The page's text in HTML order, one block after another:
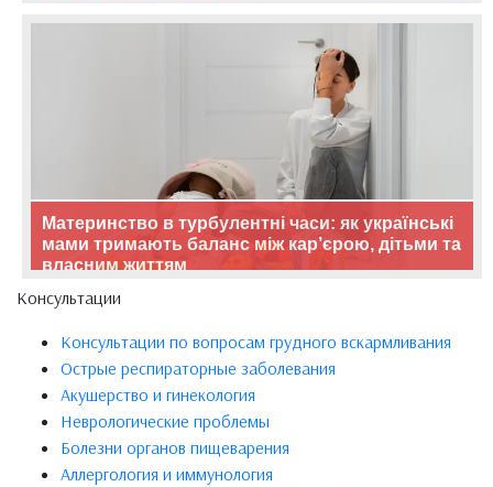
Материнство в турбулентні часи: як українські
мами тримають баланс між кар’єрою, дітьми та
власним життям
Консультации
Консультации по вопросам грудного вскармливания
Острые респираторные заболевания
Акушерство и гинекология
Неврологические проблемы
Болезни органов пищеварения
Аллергология и иммунология